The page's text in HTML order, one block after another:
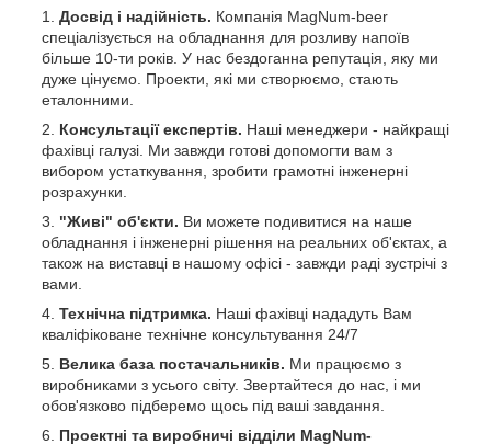
Досвід і надійність. Компанія MagNum-beer
спеціалізується на обладнання для розливу напоїв
більше 10-ти років. У нас бездоганна репутація, яку ми
дуже цінуємо. Проекти, які ми створюємо, стають
еталонними.
Консультації експертів. Наші менеджери - найкращі
фахівці галузі. Ми завжди готові допомогти вам з
вибором устаткування, зробити грамотні інженерні
розрахунки.
"Живі" об'єкти. Ви можете подивитися на наше
обладнання і інженерні рішення на реальних об'єктах, а
також на виставці в нашому офісі - завжди раді зустрічі з
вами.
Технічна підтримка. Наші фахівці нададуть Вам
кваліфіковане технічне консультування 24/7
Велика база постачальників. Ми працюємо з
виробниками з усього світу. Звертайтеся до нас, і ми
обов'язково підберемо щось під ваші завдання.
Проектні та виробничі відділи MagNum-